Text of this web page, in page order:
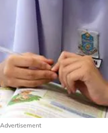
Advertisement